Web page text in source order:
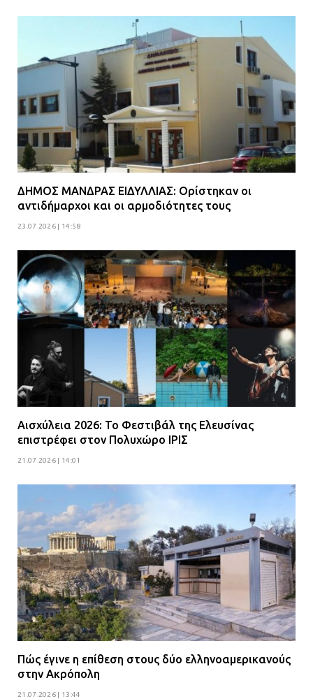
ΔΗΜΟΣ ΜΑΝΔΡΑΣ ΕΙΔΥΛΛΙΑΣ: Ορίστηκαν οι
αντιδήμαρχοι και οι αρμοδιότητες τους
23.07.2026 | 14:58
Αισχύλεια 2026: Το Φεστιβάλ της Ελευσίνας
επιστρέφει στον Πολυχώρο ΙΡΙΣ
21.07.2026 | 14:01
Πώς έγινε η επίθεση στους δύο ελληνοαμερικανούς
στην Ακρόπολη
21.07.2026 | 13:44